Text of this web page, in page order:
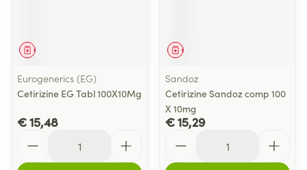
Geneesmiddel
Eurogenerics (EG)
Cetirizine EG Tabl 100X10Mg
€ 15,48
Geneesmiddel
Sandoz
Cetirizine Sandoz comp 100
X 10mg
€ 15,29